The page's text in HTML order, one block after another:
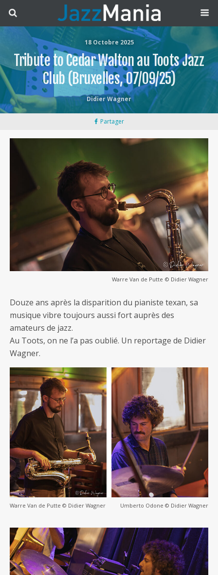
18 Octobre 2025
Tribute to Cedar Walton au Toots Jazz
Club (Bruxelles, 07/09/25)
Didier Wagner
Partager
Warre Van de Putte © Didier Wagner
Douze ans après la disparition du pianiste texan, sa
musique vibre toujours aussi fort auprès des
amateurs de jazz.
Au Toots, on ne l’a pas oublié. Un reportage de Didier
Wagner.
Warre Van de Putte © Didier Wagner Umberto Odone © Didier Wagner